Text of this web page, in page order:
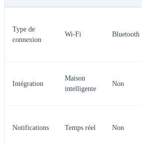
Type de
connexion
Wi-Fi Bluetooth
Intégration
Maison
intelligente
Non
Notifications Temps réel Non